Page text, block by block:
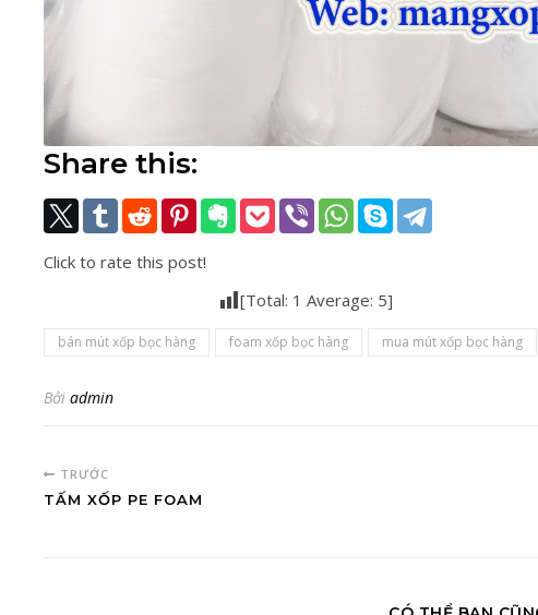
Share this:
Click to rate this post!
[Total: 1 Average: 5]
bán mút xốp bọc hàng foam xốp bọc hàng mua mút xốp bọc hàng
Bởi admin
TRƯỚC
TẤM XỐP PE FOAM